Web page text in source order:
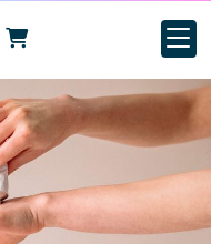
Identifícate